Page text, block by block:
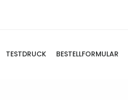
TESTDRUCK BESTELLFORMULAR